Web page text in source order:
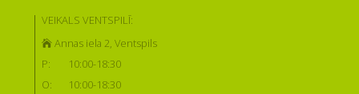
VEIKALS VENTSPILĪ:
Annas iela 2, Ventspils
P:
10:00-18:30
O:
10:00-18:30